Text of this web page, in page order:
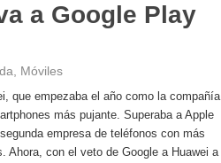
a Google Play
Móviles
que empezaba el año como la compañía
más pujante. Superaba a Apple
empresa de teléfonos con más
Ahora, con el veto de Google a Huawei a